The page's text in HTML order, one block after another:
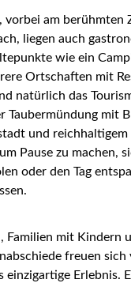
vorbei am berühmten
liegen auch
wie ein
Ortschaften mit
natürlich das
Taubermündung mit
und reichhaltigem
Pause zu machen,
oder den Tag
Familien mit Kindern
freuen
einzigartige Erlebnis.